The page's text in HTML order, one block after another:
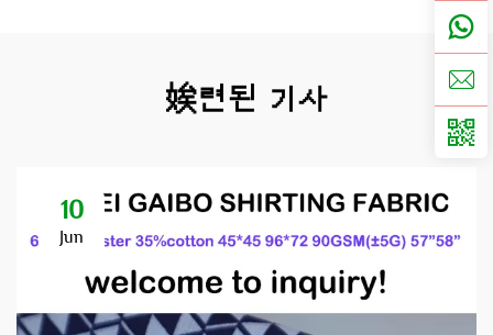
娭련된 기사
10
Jun